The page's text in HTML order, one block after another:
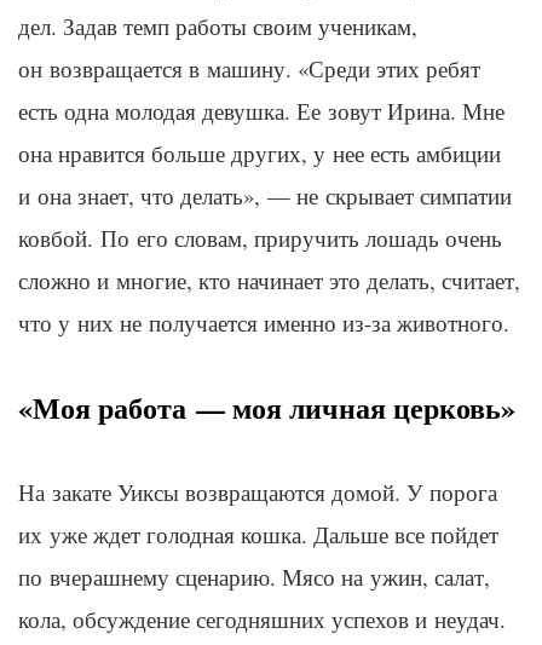
дел. Задав темп работы своим ученикам,
он возвращается в машину. «Среди этих ребят
есть одна молодая девушка. Ее зовут Ирина. Мне
она нравится больше других, у нее есть амбиции
и она знает, что делать», — не скрывает симпатии
ковбой. По его словам, приручить лошадь очень
сложно и многие, кто начинает это делать, считает,
что у них не получается именно из-за животного.
«Моя работа — моя личная церковь»
На закате Уиксы возвращаются домой. У порога
их уже ждет голодная кошка. Дальше все пойдет
по вчерашнему сценарию. Мясо на ужин, салат,
кола, обсуждение сегодняшних успехов и неудач.